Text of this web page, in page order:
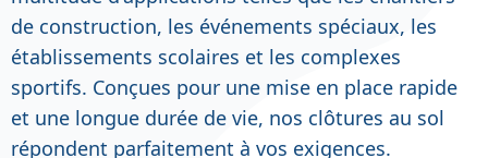
de construction, les événements spéciaux, les
établissements scolaires et les complexes
sportifs. Conçues pour une mise en place rapide
et une longue durée de vie, nos clôtures au sol
répondent parfaitement à vos exigences.